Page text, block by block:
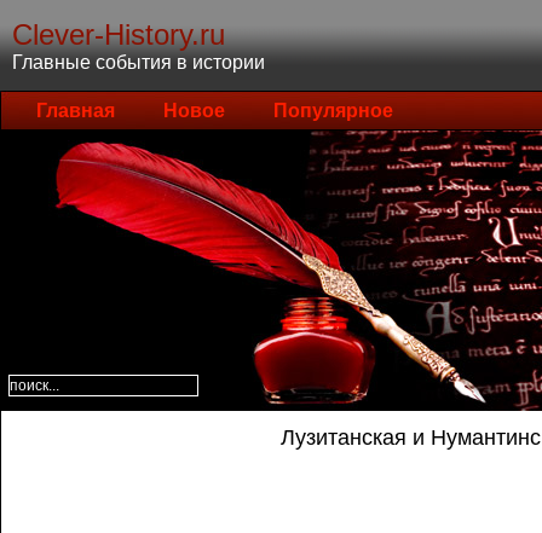
Clever-History.ru
Главные события в истории
Главная Новое Популярное
Лузитанская и